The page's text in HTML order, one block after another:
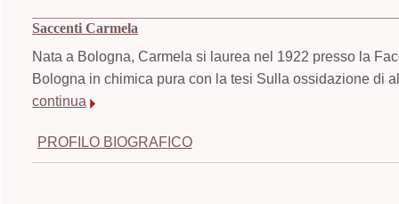
Saccenti Carmela
Nata a Bologna, Carmela si laurea nel 1922 presso la
Bologna in chimica pura con la tesi Sulla ossidazione di
continua
PROFILO BIOGRAFICO